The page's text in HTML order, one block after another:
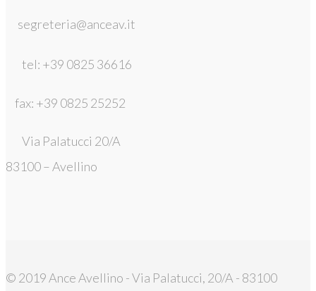
segreteria@anceav.it
tel: +39 0825 36616
fax: +39 0825 25252
Via Palatucci 20/A
83100 – Avellino
© 2019 Ance Avellino - Via Palatucci, 20/A - 83100